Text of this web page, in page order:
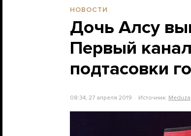
НОВОСТИ
Дочь Алсу
Первый
подтасовки
08:34, 27 апреля 2019 Источник: Meduza